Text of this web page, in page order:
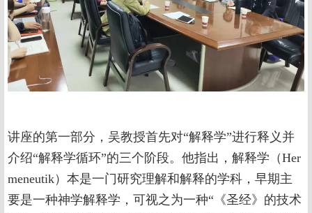
讲座的第一部分，吴教授首先对“解释学”进行释义并
介绍“解释学循环”的三个阶段。他指出，解释学（Her
meneutik）本是一门研究理解和解释的学科，早期主
要是一种神学解释学，可视之为一种“《圣经》的技术